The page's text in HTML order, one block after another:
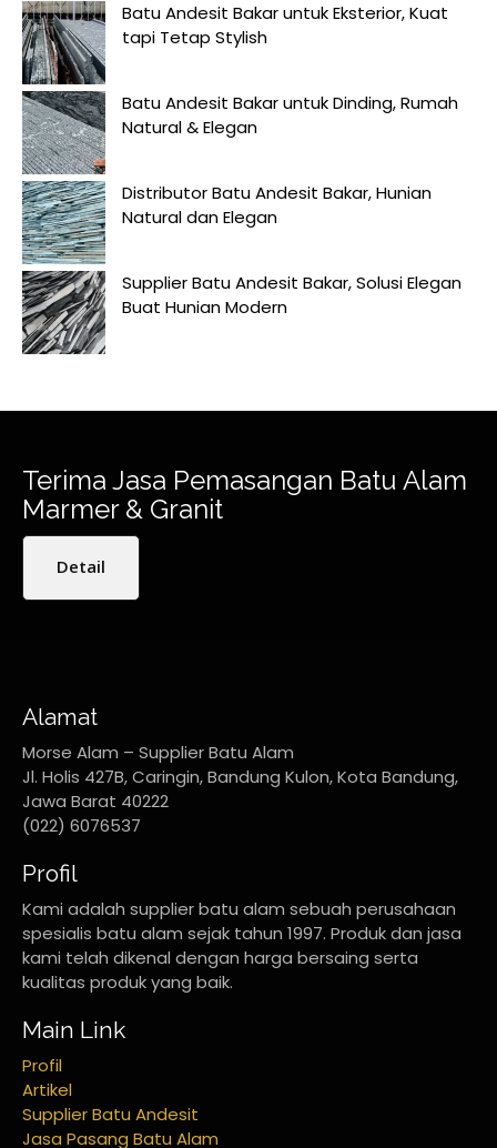
Batu Andesit Bakar untuk Eksterior, Kuat
tapi Tetap Stylish
Batu Andesit Bakar untuk Dinding, Rumah
Natural & Elegan
Distributor Batu Andesit Bakar, Hunian
Natural dan Elegan
Supplier Batu Andesit Bakar, Solusi Elegan
Buat Hunian Modern
Terima Jasa Pemasangan Batu Alam
Marmer & Granit
Detail
Alamat
Morse Alam – Supplier Batu Alam
Jl. Holis 427B, Caringin, Bandung Kulon, Kota Bandung,
Jawa Barat 40222
(022) 6076537
Profil
Kami adalah supplier batu alam sebuah perusahaan
spesialis batu alam sejak tahun 1997. Produk dan jasa
kami telah dikenal dengan harga bersaing serta
kualitas produk yang baik.
Main Link
Profil
Artikel
Supplier Batu Andesit
Jasa Pasang Batu Alam